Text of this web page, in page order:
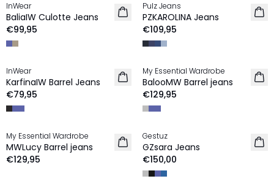
NEU
InWear
BaliaIW Culotte Jeans
€99,95
NEU
Pulz Jeans
PZKAROLINA Jeans
€109,95
InWear
KarfinaIW Barrel Jeans
€79,95
NEU
My Essential Wardrobe
BalooMW Barrel jeans
€129,95
My Essential Wardrobe
MWLucy Barrel jeans
€129,95
NEU
Gestuz
GZsara Jeans
€150,00
-20%